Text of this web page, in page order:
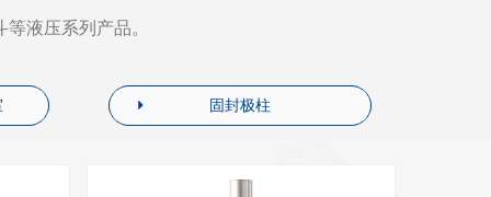
液压系列产品。
固封极柱